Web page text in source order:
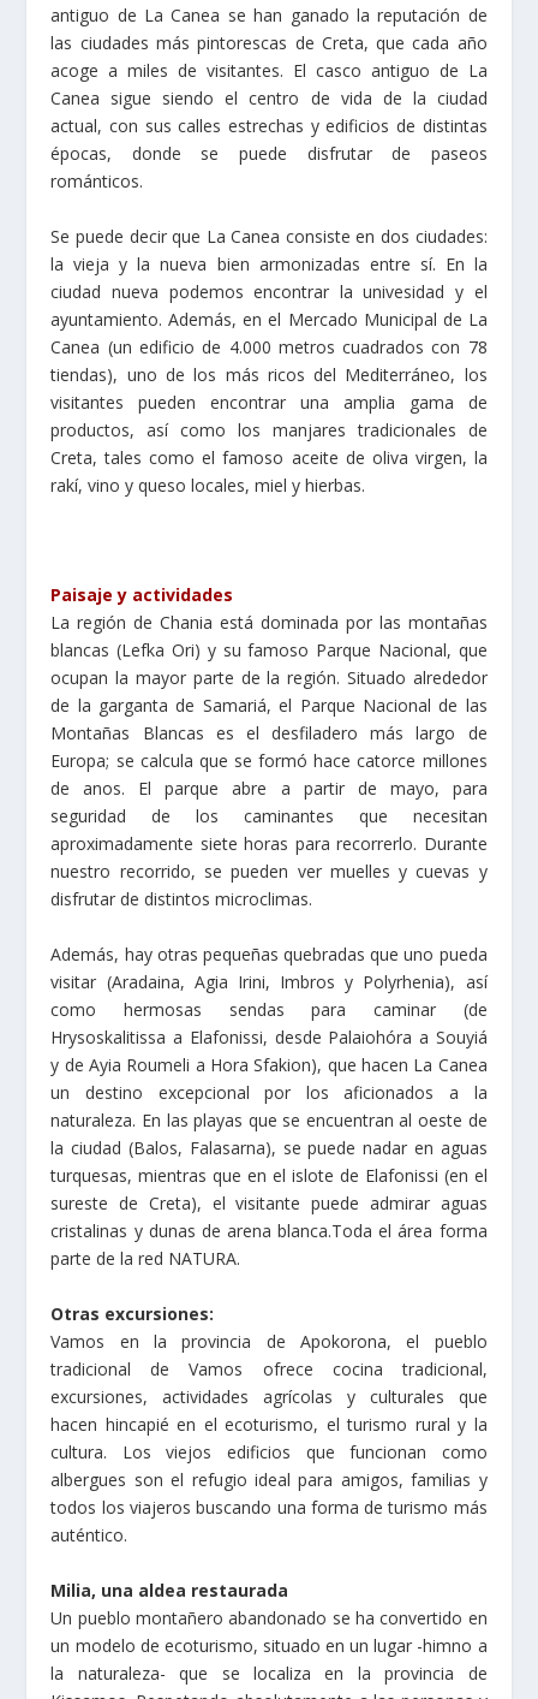
antiguo de La Canea se han ganado la reputación de
las ciudades más pintorescas de Creta, que cada año
acoge a miles de visitantes. El casco antiguo de La
Canea sigue siendo el centro de vida de la ciudad
actual, con sus calles estrechas y edificios de distintas
épocas, donde se puede disfrutar de paseos
románticos.
Se puede decir que La Canea consiste en dos ciudades:
la vieja y la nueva bien armonizadas entre sí. En la
ciudad nueva podemos encontrar la univesidad y el
ayuntamiento. Además, en el Mercado Municipal de La
Canea (un edificio de 4.000 metros cuadrados con 78
tiendas), uno de los más ricos del Mediterráneo, los
visitantes pueden encontrar una amplia gama de
productos, así como los manjares tradicionales de
Creta, tales como el famoso aceite de oliva virgen, la
rakí, vino y queso locales, miel y hierbas.
Paisaje y actividades
La región de Chania está dominada por las montañas
blancas (Lefka Ori) y su famoso Parque Nacional, que
ocupan la mayor parte de la región. Situado alrededor
de la garganta de Samariá, el Parque Nacional de las
Montañas Blancas es el desfiladero más largo de
Europa; se calcula que se formó hace catorce millones
de anos. El parque abre a partir de mayo, para
seguridad de los caminantes que necesitan
aproximadamente siete horas para recorrerlo. Durante
nuestro recorrido, se pueden ver muelles y cuevas y
disfrutar de distintos microclimas.
Además, hay otras pequeñas quebradas que uno pueda
visitar (Aradaina, Agia Irini, Imbros y Polyrhenia), así
como hermosas sendas para caminar (de
Hrysoskalitissa a Elafonissi, desde Palaiohóra a Souyiá
y de Ayia Roumeli a Hora Sfakion), que hacen La Canea
un destino excepcional por los aficionados a la
naturaleza. En las playas que se encuentran al oeste de
la ciudad (Balos, Falasarna), se puede nadar en aguas
turquesas, mientras que en el islote de Elafonissi (en el
sureste de Creta), el visitante puede admirar aguas
cristalinas y dunas de arena blanca.Toda el área forma
parte de la red NATURA.
Otras excursiones:
Vamos en la provincia de Apokorona, el pueblo
tradicional de Vamos ofrece cocina tradicional,
excursiones, actividades agrícolas y culturales que
hacen hincapié en el ecoturismo, el turismo rural y la
cultura. Los viejos edificios que funcionan como
albergues son el refugio ideal para amigos, familias y
todos los viajeros buscando una forma de turismo más
auténtico.
Milia, una aldea restaurada
Un pueblo montañero abandonado se ha convertido en
un modelo de ecoturismo, situado en un lugar -himno a
la naturaleza- que se localiza en la provincia de